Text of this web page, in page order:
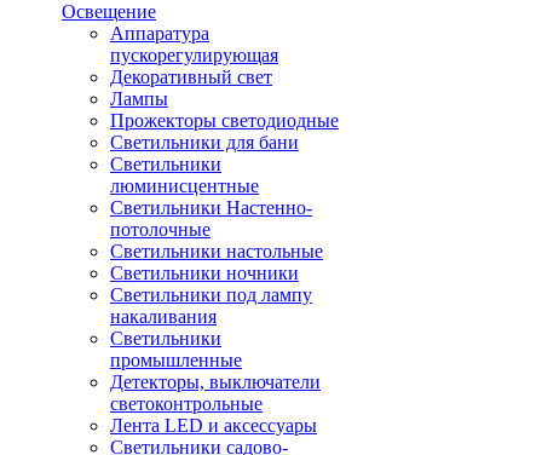
Освещение
Аппаратура
пускорегулирующая
Декоративный свет
Лампы
Прожекторы светодиодные
Светильники для бани
Светильники
люминисцентные
Светильники Настенно-
потолочные
Светильники настольные
Светильники ночники
Светильники под лампу
накаливания
Светильники
промышленные
Детекторы, выключатели
светоконтрольные
Лента LED и аксессуары
Светильники садово-